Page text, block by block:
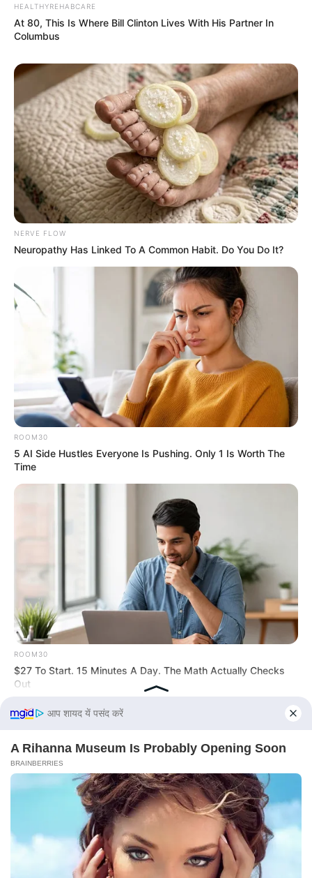
HEALTHYREHABCARE
At 80, This Is Where Bill Clinton Lives With His Partner In
Columbus
NERVE FLOW
Neuropathy Has Linked To A Common Habit. Do You Do It?
ROOM30
5 AI Side Hustles Everyone Is Pushing. Only 1 Is Worth The
Time
ROOM30
$27 To Start. 15 Minutes A Day. The Math Actually Checks
Out